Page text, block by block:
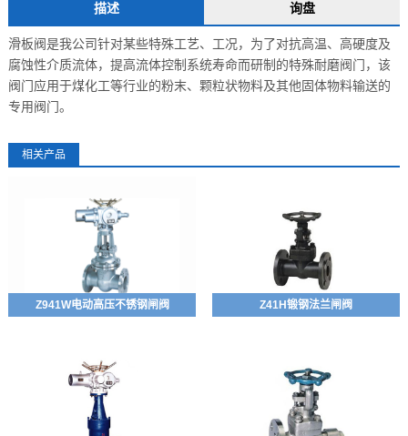
描述 询盘
滑板阀是我公司针对某些特殊工艺、工况，为了对抗高温、高硬度及
腐蚀性介质流体，提高流体控制系统寿命而研制的特殊耐磨阀门，该
阀门应用于煤化工等行业的粉末、颗粒状物料及其他固体物料输送的
专用阀门。
相关产品
Z941W电动高压不锈钢闸阀 Z41H锻钢法兰闸阀